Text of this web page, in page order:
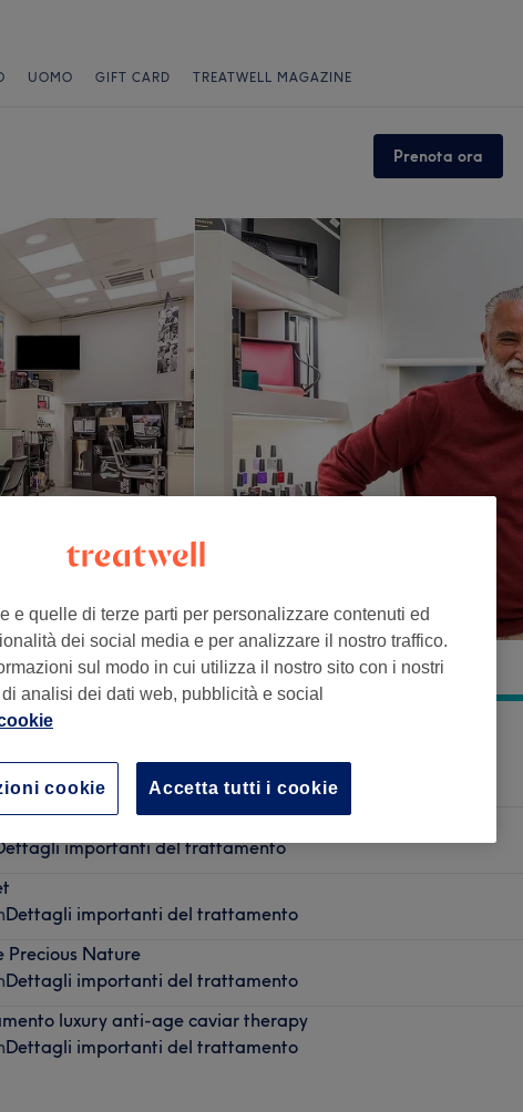
UOMO GIFT CARD TREATWELL MAGAZINE
Prenota ora
Dettagli importanti del trattamento
importanti del trattamento
Dettagli importanti del trattamento
Precious Nature
Dettagli importanti del trattamento
luxury anti-age caviar therapy
Dettagli importanti del trattamento
e quelle di terze parti per personalizzare contenuti ed
dei social media e per analizzare il nostro traffico.
sul modo in cui utilizza il nostro sito con i nostri
analisi dei dati web, pubblicità e social
Accetta tutti i cookie
cookie